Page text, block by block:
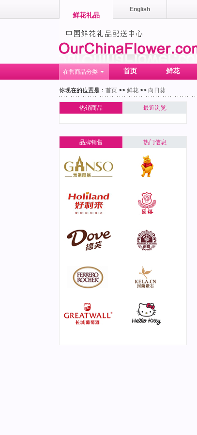
鲜花礼品
English
在售商品分类 首页 鲜花
你现在的位置是： 首页 >> 鲜花 >> 向日葵
热销商品 最近浏览
品牌销售 热门信息